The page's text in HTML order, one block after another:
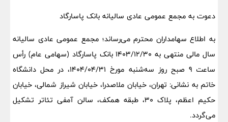
دعوت به مجمع عمومی عادی سالیانه بانک پاسارگاد
به اطلاع سهامداران محترم می‌رساند؛ مجمع عمومی عادی سالیانه
سال مالی منتهی به 1403/12/30 بانک پاسارگاد (سهامی عام) رأس
ساعت 9 صبح روز سه‌شنبه مورخ 1404/04/31، در محل دانشگاه
خاتم به نشانی: تهران، خیابان ملاصدرا، خیابان شیراز شمالی، خیابان
حکیم اعظم، پلاک 30، طبقه همکف، سالن آمفی تئاتر تشکیل
می‌گردد.